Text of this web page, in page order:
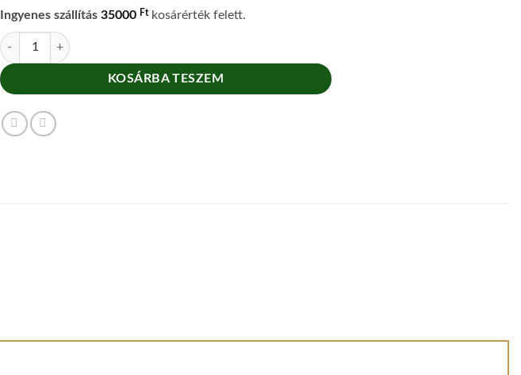
Ingyenes szállítás 35000 Ftkosárérték felett.
Ajándékdoboz 4x45g mennyiség
KOSÁRBA TESZEM